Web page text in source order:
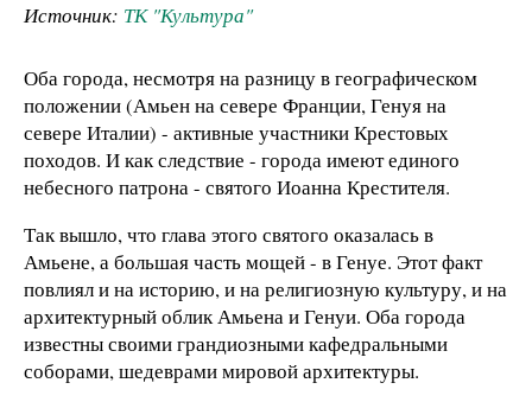
Источник: ТК "Культура"
Оба города, несмотря на разницу в географическом
положении (Амьен на севере Франции, Генуя на
севере Италии) - активные участники Крестовых
походов. И как следствие - города имеют единого
небесного патрона - святого Иоанна Крестителя.
Так вышло, что глава этого святого оказалась в
Амьене, а большая часть мощей - в Генуе. Этот факт
повлиял и на историю, и на религиозную культуру, и на
архитектурный облик Амьена и Генуи. Оба города
известны своими грандиозными кафедральными
соборами, шедеврами мировой архитектуры.